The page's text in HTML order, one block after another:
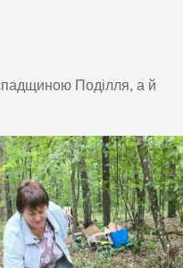
Поділля, а й